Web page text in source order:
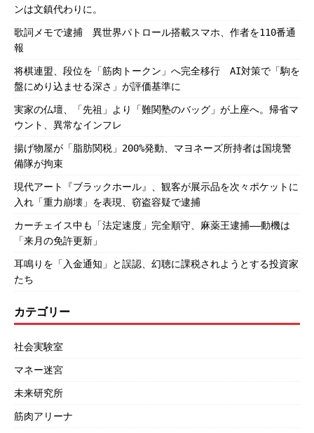
ンは文鎮代わりに。
歌詞メモで逮捕 異世界パトロール搭載スマホ、作者を110番通
報
将棋連盟、段位を「筋肉トークン」へ完全移行 AI対策で「駒を
盤にめり込ませる深さ」が評価基準に
実家の仏壇、「先祖」より「難関塾のバッグ」が上座へ。帰省マ
ウント、異常なインフレ
揚げ物屋が「脂肪関税」200%発動、マヨネーズ所持者は国境警
備隊が拘束
現代アート『ブラックホール』、観客が展示品を次々ポケットに
入れ「重力崩壊」を表現、窃盗容疑で逮捕
カーチェイス中も「法定速度」完全順守、麻薬王逮捕――動機は
「来月の免許更新」
耳鳴りを「入金通知」と誤認、幻聴に課税されようとする投資家
たち
カテゴリー
社会実験室
マネー迷宮
未来研究所
筋肉アリーナ